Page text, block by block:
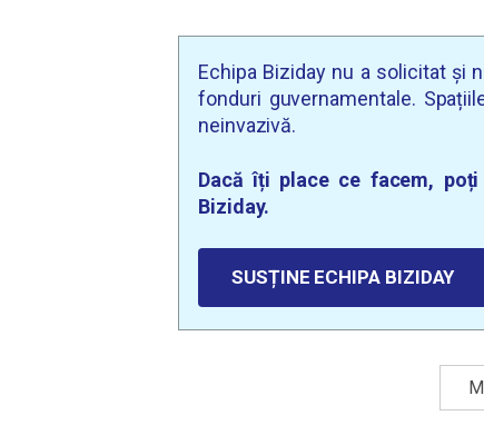
Echipa Biziday nu a solicitat și
fonduri guvernamentale.
neinvazivă.
Dacă îți place ce facem,
Biziday.
SUSȚINE ECHIPA BIZIDAY